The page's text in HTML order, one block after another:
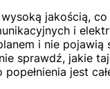
jakością,
i
i nie pojawią
sprawdź, jakie
jest